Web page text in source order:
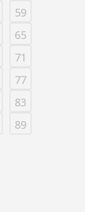
59
65
71
77
83
89